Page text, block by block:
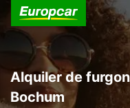
Alquiler de
Bochum